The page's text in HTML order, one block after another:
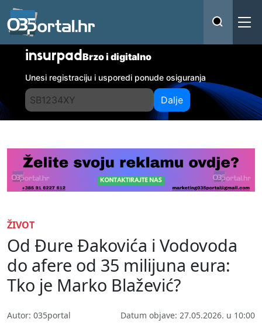
insurpadBrzo i digitalno
Unesi registraciju i usporedi ponude osiguranja
Dalje
ŽIVOT
Od Đure Đakovića i Vodovoda
do afere od 35 milijuna eura:
Tko je Marko Blažević?
Autor: 035portal Datum objave: 27.05.2026. u 10:00